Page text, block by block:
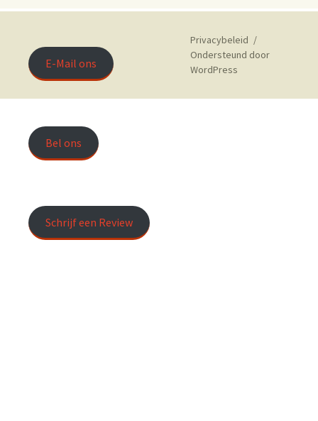
E-Mail ons
Bel ons
Schrijf een Review
Privacybeleid
Ondersteund door
WordPress